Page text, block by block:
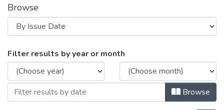
Browse
Browsing Trabajos de Grado by
Filter results by year or month
Browse